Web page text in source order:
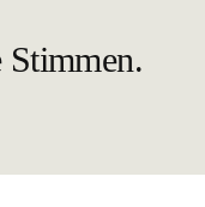
Stimmen.